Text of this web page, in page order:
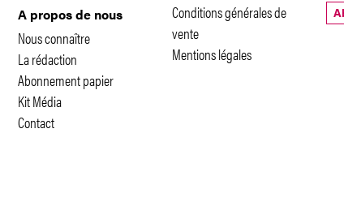
A propos de nous
Nous connaître
La rédaction
Abonnement papier
Kit Média
Contact
Conditions générales de
vente
Mentions légales